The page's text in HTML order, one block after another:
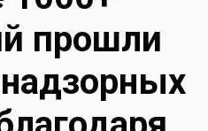
прошли